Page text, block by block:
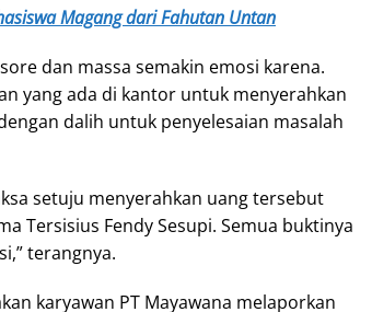
Magang dari Fahutan Untan
dan massa semakin emosi karena.
yang ada di kantor untuk menyerahkan
dalih untuk penyelesaian masalah
setuju menyerahkan uang tersebut
Tersisius Fendy Sesupi. Semua buktinya
terangnya.
karyawan PT Mayawana melaporkan